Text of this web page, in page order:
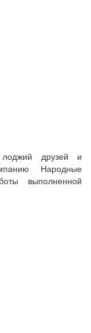
друзей и
Народные
выполненной